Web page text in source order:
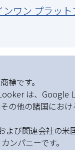
ワン プラッ
標です。
は、Google
の他の諸国にお
び関連会社の米
ンパニーです。